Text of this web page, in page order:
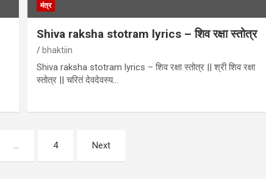
मंत्र
Shiva raksha stotram lyrics – शिव रक्षा स्तोत्र
bhaktiin
Shiva raksha stotram lyrics – शिव रक्षा स्तोत्र || श्री शिव रक्षा
स्तोत्र || चरितं देवदेवस्य…
… 4 Next